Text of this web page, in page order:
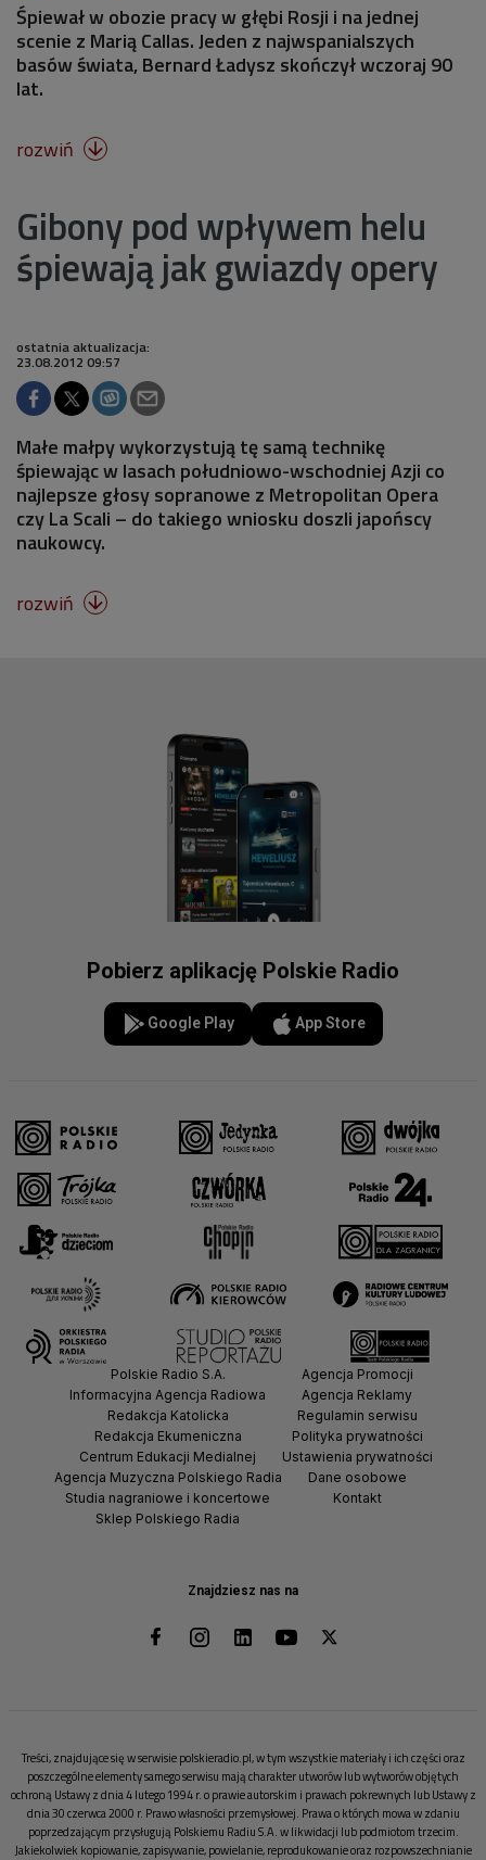
Śpiewał w obozie pracy w głębi Rosji i na jednej
scenie z Marią Callas. Jeden z najwspanialszych
basów świata, Bernard Ładysz skończył wczoraj 90
lat.
rozwiń 
Gibony pod wpływem helu
śpiewają jak gwiazdy opery
ostatnia aktualizacja:
23.08.2012 09:57
Małe małpy wykorzystują tę samą technikę
śpiewając w lasach południowo-wschodniej Azji co
najlepsze głosy sopranowe z Metropolitan Opera
czy La Scali – do takiego wniosku doszli japońscy
naukowcy.
rozwiń 
Pobierz aplikację Polskie Radio
Google Play App Store
Znajdziesz nas na
Polskie Radio S.A.
Informacyjna Agencja Radiowa
Redakcja Katolicka
Redakcja Ekumeniczna
Centrum Edukacji Medialnej
Agencja Muzyczna Polskiego Radia
Studia nagraniowe i koncertowe
Sklep Polskiego Radia
Agencja Promocji
Agencja Reklamy
Regulamin serwisu
Polityka prywatności
Ustawienia prywatności
Dane osobowe
Kontakt
Treści, znajdujące się w serwisie polskieradio.pl, w tym wszystkie materiały i ich części oraz
poszczególne elementy samego serwisu mają charakter utworów lub wytworów objętych
ochroną Ustawy z dnia 4 lutego 1994 r. o prawie autorskim i prawach pokrewnych lub Ustawy z
dnia 30 czerwca 2000 r. Prawo własności przemysłowej. Prawa o których mowa w zdaniu
poprzedzającym przysługują Polskiemu Radiu S.A. w likwidacji lub podmiotom trzecim.
Jakiekolwiek kopiowanie, zapisywanie, powielanie, reprodukowanie oraz rozpowszechnianie